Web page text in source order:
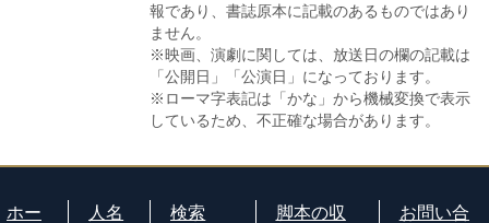
報であり、書誌原本に記載のあるものではあり
ません。
※映画、演劇に関しては、放送日の欄の記載は
「公開日」「公演日」になっております。
※ローマ字表記は「かな」から機械変換で表示
しているため、不正確な場合があります。
ホー
人名
検索
脚本の収
お問い合